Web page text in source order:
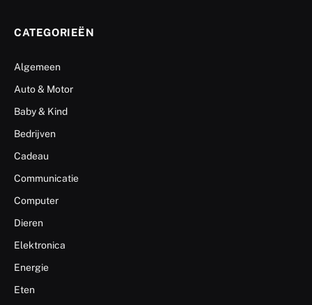
CATEGORIEËN
Algemeen
Auto & Motor
Baby & Kind
Bedrijven
Cadeau
Communicatie
Computer
Dieren
Elektronica
Energie
Eten